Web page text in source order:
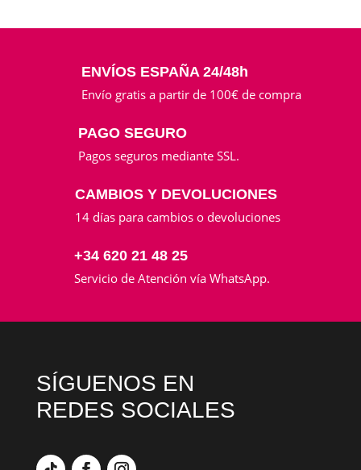
ENVÍOS ESPAÑA 24/48h
Envío gratis a partir de 100€ de compra
PAGO SEGURO
Pagos seguros mediante SSL.
CAMBIOS Y DEVOLUCIONES
14 días para cambios o devoluciones
+34 620 21 48 25
Servicio de Atención vía WhatsApp.
SÍGUENOS EN
REDES SOCIALES